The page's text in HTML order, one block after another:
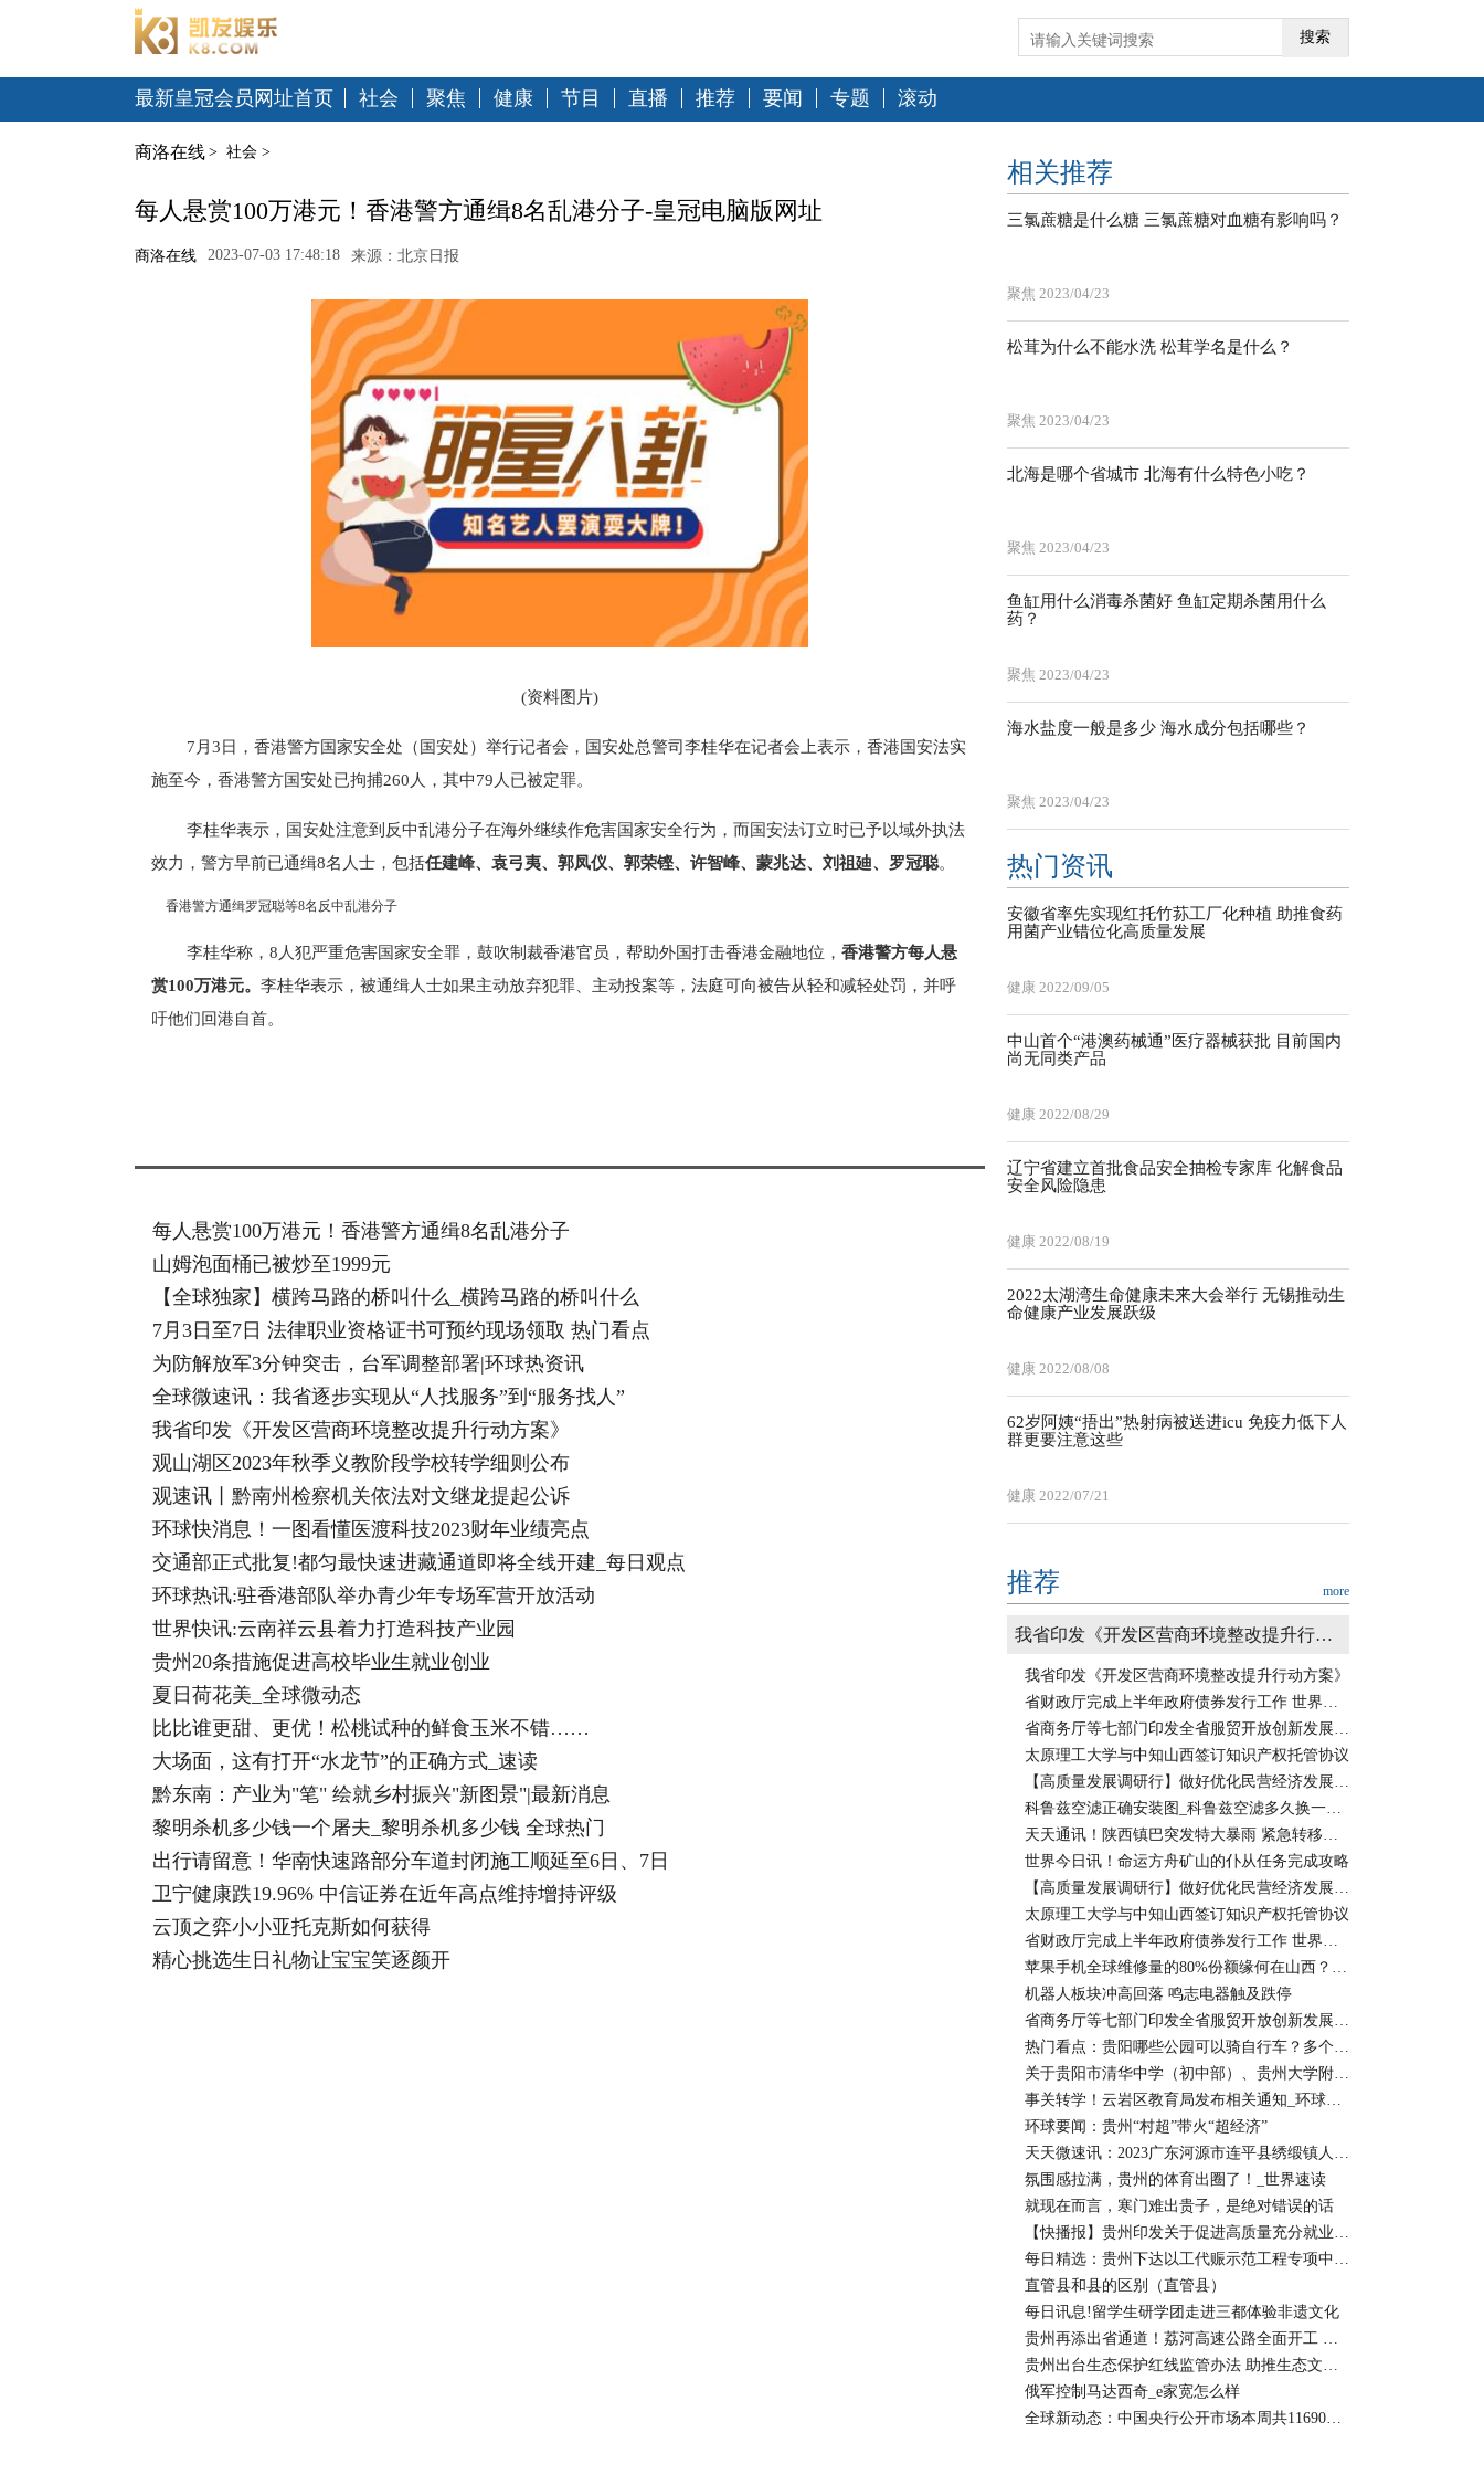
搜索
最新皇冠会员网址首页 社会 聚焦 健康 节目 直播 推荐 要闻 专题 滚动
商洛在线 > 社会 >
每人悬赏100万港元！香港警方通缉8名乱港分子-皇冠电脑版网址
商洛在线 2023-07-03 17:48:18 来源：北京日报
(资料图片)
7月3日，香港警方国家安全处（国安处）举行记者会，国安处总警司李桂华在记者会上表示，香港国安法实
施至今，香港警方国安处已拘捕260人，其中79人已被定罪。
李桂华表示，国安处注意到反中乱港分子在海外继续作危害国家安全行为，而国安法订立时已予以域外执法
效力，警方早前已通缉8名人士，包括任建峰、袁弓夷、郭凤仪、郭荣铿、许智峰、蒙兆达、刘祖廸、罗冠聪。
香港警方通缉罗冠聪等8名反中乱港分子
李桂华称，8人犯严重危害国家安全罪，鼓吹制裁香港官员，帮助外国打击香港金融地位， 香港警方每人悬
赏100万港元。 李桂华表示，被通缉人士如果主动放弃犯罪、主动投案等，法庭可向被告从轻和减轻处罚，并呼
吁他们回港自首。
每人悬赏100万港元！香港警方通缉8名乱港分子
山姆泡面桶已被炒至1999元
【全球独家】横跨马路的桥叫什么_横跨马路的桥叫什么
7月3日至7日 法律职业资格证书可预约现场领取 热门看点
为防解放军3分钟突击，台军调整部署|环球热资讯
全球微速讯：我省逐步实现从“人找服务”到“服务找人”
我省印发《开发区营商环境整改提升行动方案》
观山湖区2023年秋季义教阶段学校转学细则公布
观速讯丨黔南州检察机关依法对文继龙提起公诉
环球快消息！一图看懂医渡科技2023财年业绩亮点
交通部正式批复!都匀最快速进藏通道即将全线开建_每日观点
环球热讯:驻香港部队举办青少年专场军营开放活动
世界快讯:云南祥云县着力打造科技产业园
贵州20条措施促进高校毕业生就业创业
夏日荷花美_全球微动态
比比谁更甜、更优！松桃试种的鲜食玉米不错……
大场面，这有打开“水龙节”的正确方式_速读
黔东南：产业为"笔" 绘就乡村振兴"新图景"|最新消息
黎明杀机多少钱一个屠夫_黎明杀机多少钱 全球热门
出行请留意！华南快速路部分车道封闭施工顺延至6日、7日
卫宁健康跌19.96% 中信证券在近年高点维持增持评级
云顶之弈小小亚托克斯如何获得
精心挑选生日礼物让宝宝笑逐颜开
相关推荐
三氯蔗糖是什么糖 三氯蔗糖对血糖有影响吗？
聚焦 2023/04/23
松茸为什么不能水洗 松茸学名是什么？
聚焦 2023/04/23
北海是哪个省城市 北海有什么特色小吃？
聚焦 2023/04/23
鱼缸用什么消毒杀菌好 鱼缸定期杀菌用什么
药？
聚焦 2023/04/23
海水盐度一般是多少 海水成分包括哪些？
聚焦 2023/04/23
热门资讯
安徽省率先实现红托竹荪工厂化种植 助推食药
用菌产业错位化高质量发展
健康 2022/09/05
中山首个“港澳药械通”医疗器械获批 目前国内
尚无同类产品
健康 2022/08/29
辽宁省建立首批食品安全抽检专家库 化解食品
安全风险隐患
健康 2022/08/19
2022太湖湾生命健康未来大会举行 无锡推动生
命健康产业发展跃级
健康 2022/08/08
62岁阿姨“捂出”热射病被送进icu 免疫力低下人
群更要注意这些
健康 2022/07/21
推荐 more
我省印发《开发区营商环境整改提升行动方案》
我省印发《开发区营商环境整改提升行动方案》
省财政厅完成上半年政府债券发行工作 世界报资讯
省商务厅等七部门印发全省服贸开放创新发展实施方案 热闻
太原理工大学与中知山西签订知识产权托管协议
【高质量发展调研行】做好优化民营经济发展环境大文章
科鲁兹空滤正确安装图_科鲁兹空滤多久换一次？
天天通讯！陕西镇巴突发特大暴雨 紧急转移安置4533人
世界今日讯！命运方舟矿山的仆从任务完成攻略
【高质量发展调研行】做好优化民营经济发展环境大文章
太原理工大学与中知山西签订知识产权托管协议
省财政厅完成上半年政府债券发行工作 世界报资讯
苹果手机全球维修量的80%份额缘何在山西？|简讯
机器人板块冲高回落 鸣志电器触及跌停
省商务厅等七部门印发全省服贸开放创新发展实施方案 热闻
热门看点：贵阳哪些公园可以骑自行车？多个部门来回应
关于贵阳市清华中学（初中部）、贵州大学附属中学（初中部）多校划片申请入学的通知 环球播资讯
事关转学！云岩区教育局发布相关通知_环球热文
环球要闻：贵州“村超”带火“超经济”
天天微速讯：2023广东河源市连平县绣缎镇人民政府招聘应急救援中队队员拟聘用人员公示
氛围感拉满，贵州的体育出圈了！_世界速读
就现在而言，寒门难出贵子，是绝对错误的话
【快播报】贵州印发关于促进高质量充分就业的意见
每日精选：贵州下达以工代赈示范工程专项中央预算内投资计划
直管县和县的区别（直管县）
每日讯息!留学生研学团走进三都体验非遗文化
贵州再添出省通道！荔河高速公路全面开工 世界头条
贵州出台生态保护红线监管办法 助推生态文明建设-当前聚焦
俄军控制马达西奇_e家宽怎么样
全球新动态：中国央行公开市场本周共11690亿元逆回购到期